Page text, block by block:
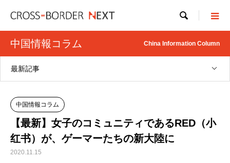

中国情報コラム China Information Column
最新記事
中国情報コラム
【最新】女子のコミュニティであるRED（小
红书）が、ゲーマーたちの新大陸に
2020.11.15